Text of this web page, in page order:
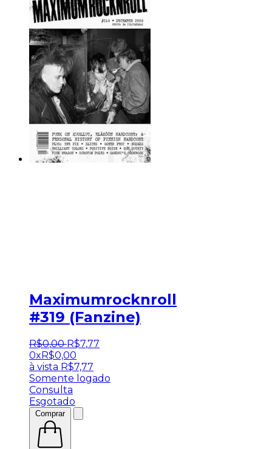
Maximumrocknroll
#319 (Fanzine)
R$0,00 R$7,77
0x R$0,00
à vista R$7,77
Somente logado
Consulta
Esgotado
Comprar